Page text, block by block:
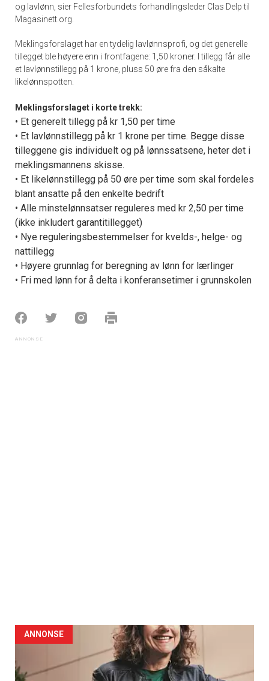
og lavlønn, sier Fellesforbundets forhandlingsleder Clas Delp til
Magasinett.org.
Meklingsforslaget har en tydelig lavlønnsprofi, og det generelle
tillegget ble høyere enn i frontfagene: 1,50 kroner. I tillegg får alle
et lavlønnstillegg på 1 krone, pluss 50 øre fra den såkalte
likelønnspotten.
Meklingsforslaget i korte trekk:
• Et generelt tillegg på kr 1,50 per time
• Et lavlønnstillegg på kr 1 krone per time. Begge disse
tilleggene gis individuelt og på lønnssatsene, heter det i
meklingsmannens skisse.
• Et likelønnstillegg på 50 øre per time som skal fordeles
blant ansatte på den enkelte bedrift
• Alle minstelønnsatser reguleres med kr 2,50 per time
(ikke inkludert garantitillegget)
• Nye reguleringsbestemmelser for kvelds-, helge- og
nattillegg
• Høyere grunnlag for beregning av lønn for lærlinger
• Fri med lønn for å delta i konferansetimer i grunnskolen
ANNONSE